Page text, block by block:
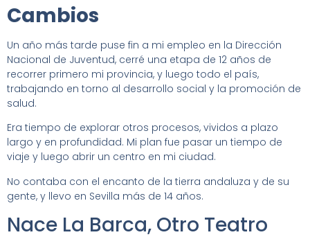
Cambios
Un año más tarde puse fin a mi empleo en la Dirección
Nacional de Juventud, cerré una etapa de 12 años de
recorrer primero mi provincia, y luego todo el país,
trabajando en torno al desarrollo social y la promoción de
salud.
Era tiempo de explorar otros procesos, vividos a plazo
largo y en profundidad. Mi plan fue pasar un tiempo de
viaje y luego abrir un centro en mi ciudad.
No contaba con el encanto de la tierra andaluza y de su
gente, y llevo en Sevilla más de 14 años.
Nace La Barca, Otro Teatro